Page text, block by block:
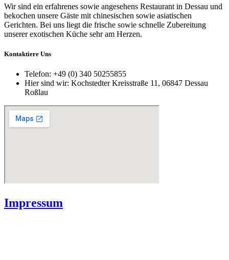
Wir sind ein erfahrenes sowie angesehens Restaurant in Dessau und
bekochen unsere Gäste mit chinesischen sowie asiatischen
Gerichten. Bei uns liegt die frische sowie schnelle Zubereitung
unserer exotischen Küche sehr am Herzen.
Kontaktiere Uns
Telefon: +49 (0) 340 50255855
Hier sind wir: Kochstedter Kreisstraße 11, 06847 Dessau
Roßlau
Impressum